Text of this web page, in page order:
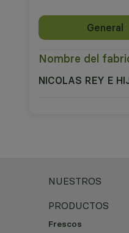
General
Nombre del
NICOLAS REY E
NUESTROS
PRODUCTOS
Frescos